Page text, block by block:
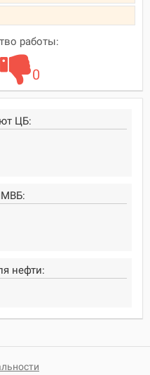
работы:
0
ЦБ:
нефти: